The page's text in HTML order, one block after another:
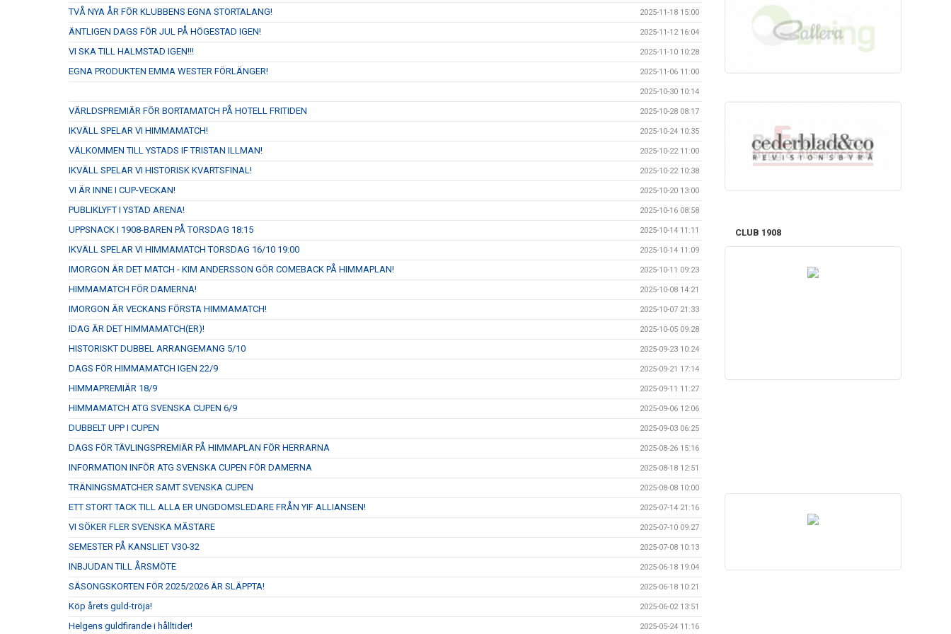
TVÅ NYA ÅR FÖR KLUBBENS EGNA STORTALANG! 2025-11-18 15:00
ÄNTLIGEN DAGS FÖR JUL PÅ HÖGESTAD IGEN! 2025-11-12 16:04
VI SKA TILL HALMSTAD IGEN!!! 2025-11-10 10:28
EGNA PRODUKTEN EMMA WESTER FÖRLÄNGER! 2025-11-06 11:00
2025-10-30 10:14
VÄRLDSPREMIÄR FÖR BORTAMATCH PÅ HOTELL FRITIDEN 2025-10-28 08:17
IKVÄLL SPELAR VI HIMMAMATCH! 2025-10-24 10:35
VÄLKOMMEN TILL YSTADS IF TRISTAN ILLMAN! 2025-10-22 11:00
IKVÄLL SPELAR VI HISTORISK KVARTSFINAL! 2025-10-22 10:38
VI ÄR INNE I CUP-VECKAN! 2025-10-20 13:00
PUBLIKLYFT I YSTAD ARENA! 2025-10-16 08:58
UPPSNACK I 1908-BAREN PÅ TORSDAG 18:15 2025-10-14 11:11
IKVÄLL SPELAR VI HIMMAMATCH TORSDAG 16/10 19:00 2025-10-14 11:09
IMORGON ÄR DET MATCH - KIM ANDERSSON GÖR COMEBACK PÅ HIMMAPLAN! 2025-10-11 09:23
HIMMAMATCH FÖR DAMERNA! 2025-10-08 14:21
IMORGON ÄR VECKANS FÖRSTA HIMMAMATCH! 2025-10-07 21:33
IDAG ÄR DET HIMMAMATCH(ER)! 2025-10-05 09:28
HISTORISKT DUBBEL ARRANGEMANG 5/10 2025-09-23 10:24
DAGS FÖR HIMMAMATCH IGEN 22/9 2025-09-21 17:14
HIMMAPREMIÄR 18/9 2025-09-11 11:27
HIMMAMATCH ATG SVENSKA CUPEN 6/9 2025-09-06 12:06
DUBBELT UPP I CUPEN 2025-09-03 06:25
DAGS FÖR TÄVLINGSPREMIÄR PÅ HIMMAPLAN FÖR HERRARNA 2025-08-26 15:16
INFORMATION INFÖR ATG SVENSKA CUPEN FÖR DAMERNA 2025-08-18 12:51
TRÄNINGSMATCHER SAMT SVENSKA CUPEN 2025-08-08 10:00
ETT STORT TACK TILL ALLA ER UNGDOMSLEDARE FRÅN YIF ALLIANSEN! 2025-07-14 21:16
VI SÖKER FLER SVENSKA MÄSTARE 2025-07-10 09:27
SEMESTER PÅ KANSLIET V30-32 2025-07-08 10:13
INBJUDAN TILL ÅRSMÖTE 2025-06-18 19:04
SÄSONGSKORTEN FÖR 2025/2026 ÄR SLÄPPTA! 2025-06-18 10:21
Köp årets guld-tröja! 2025-06-02 13:51
Helgens guldfirande i hålltider! 2025-05-24 11:16
CLUB 1908